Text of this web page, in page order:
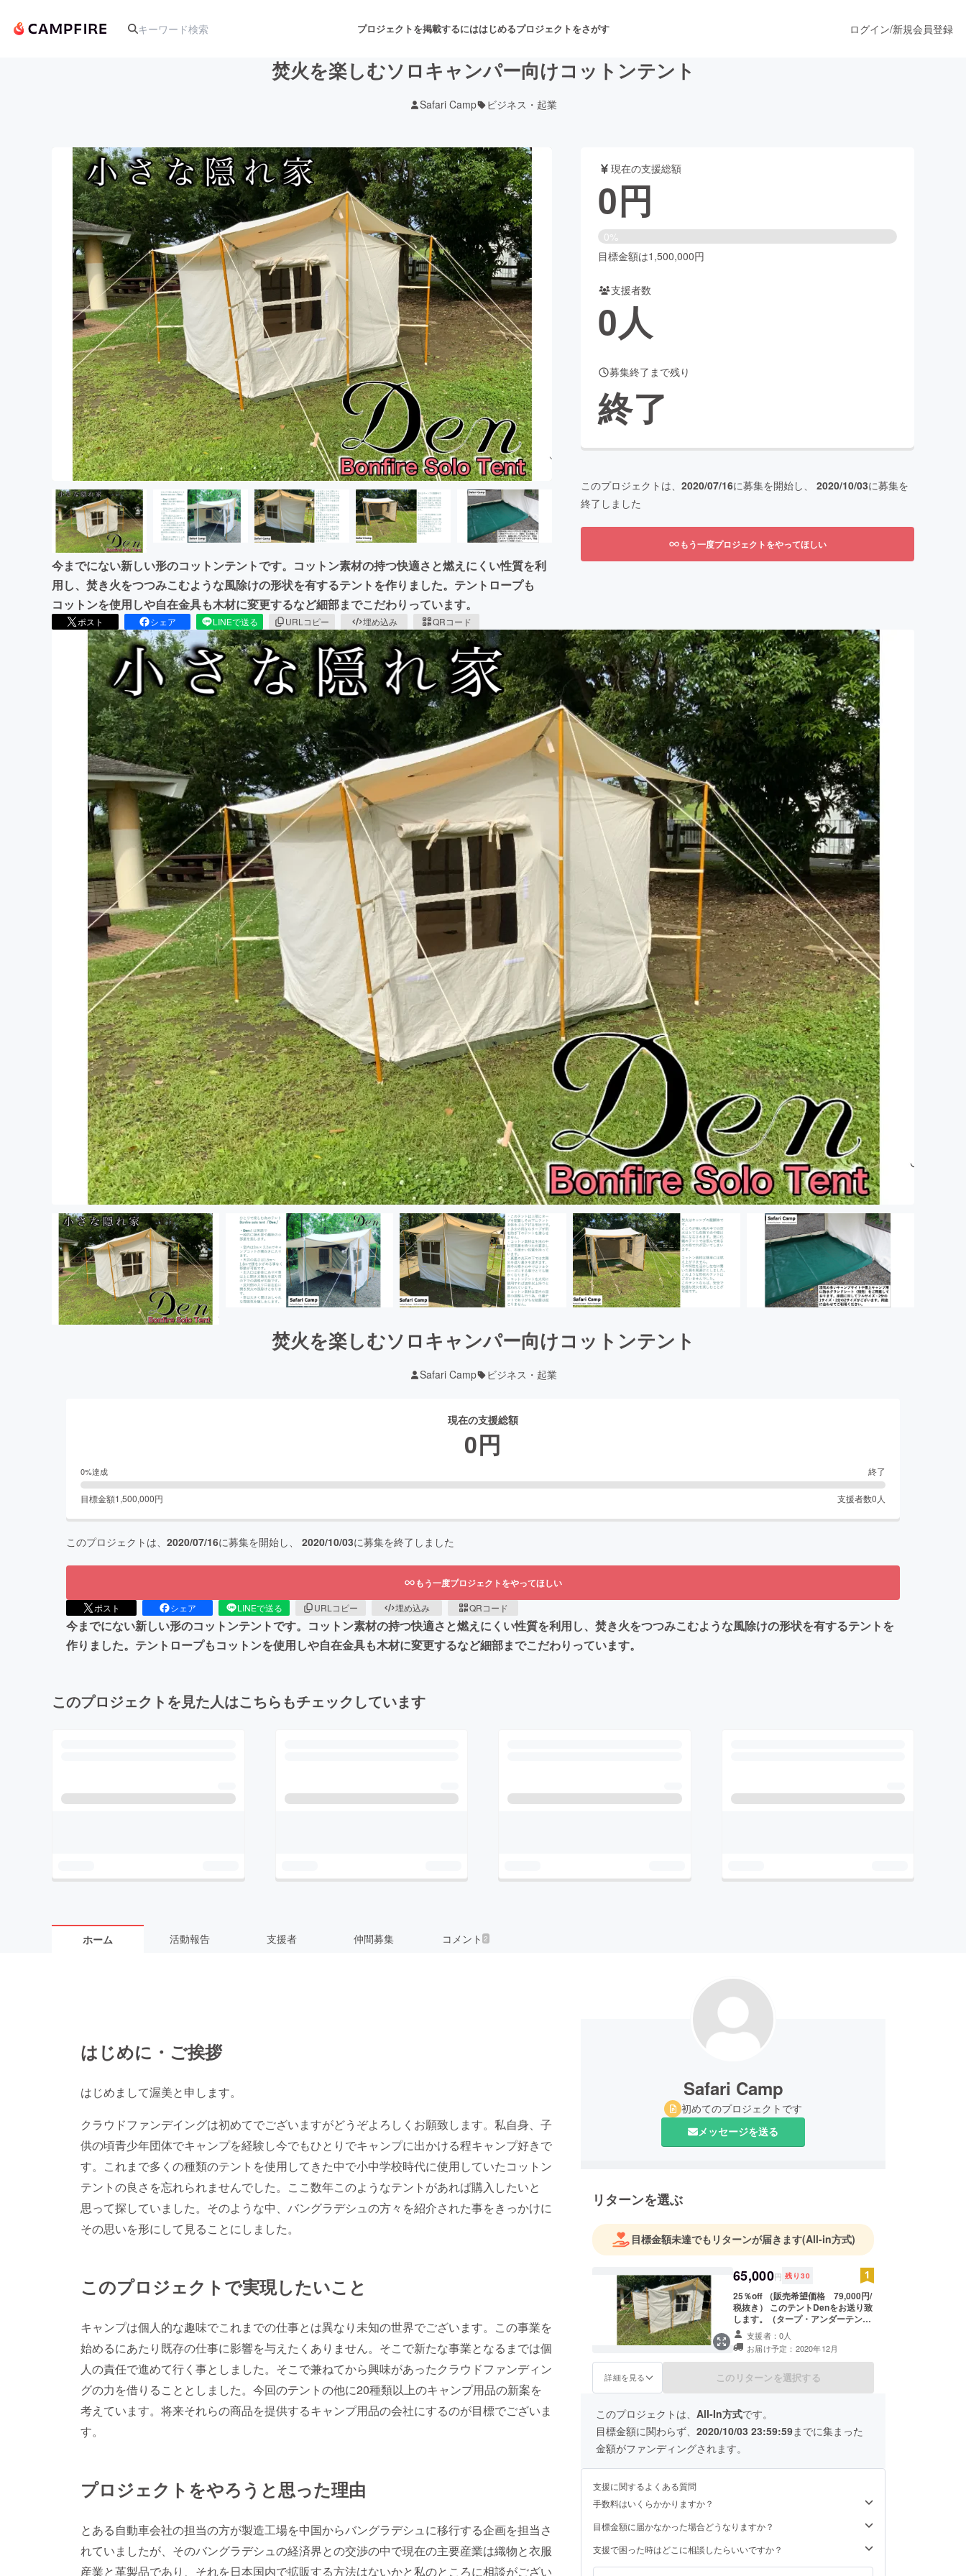
プロジェクトを掲載するにははじめるプロジェクトをさがす
アート・写真 音楽 舞台・パフォーマンス
テクノロジー・ガジェット ゲーム・サービス開発 フード・飲食店
映像・映画 書籍・雑誌出版 アニメ・漫画
ビジネス・起業 チャレンジ ビューティー・ヘルスケア
まちづくり・地域活性化
CAMPFIRE for Social GoodCAMPFIRE Creation
CAMPFIREふるさと納税machi-yaコミュニティ
ログイン/新規会員登録
焚火を楽しむソロキャンパー向けコットンテント
Safari Camp ビジネス・起業
今までにない新しい形のコットンテントです。コットン素材の持つ快適さと燃えにくい性質を利
用し、焚き火をつつみこむような風除けの形状を有するテントを作りました。テントロープも
コットンを使用しや自在金具も木材に変更するなど細部までこだわりっています。
ポスト シェア LINEで送る URLコピー 埋め込み QRコード
現在の支援総額
0円
0%
目標金額は1,500,000円
支援者数
0人
募集終了まで残り
終了
このプロジェクトは、 2020/07/16に募集を開始し、 2020/10/03に募集を
終了しました
もう一度プロジェクトをやってほしい
焚火を楽しむソロキャンパー向けコットンテント
Safari Camp ビジネス・起業
現在の支援総額
0円
0%達成 終了
目標金額1,500,000円 支援者数0 人
このプロジェクトは、 2020/07/16に募集を開始し、 2020/10/03に募集を終了しました
もう一度プロジェクトをやってほしい
ポスト シェア LINEで送る URLコピー 埋め込み QRコード
今までにない新しい形のコットンテントです。コットン素材の持つ快適さと燃えにくい性質を利用し、焚き火をつつみこむような風除けの形状を有するテントを
作りました。テントロープもコットンを使用しや自在金具も木材に変更するなど細部までこだわりっています。
このプロジェクトを見た人はこちらもチェックしています
ホーム 活動報告 支援者 仲間募集 コメント 2
はじめに・ご挨拶
はじめまして渥美と申します。
クラウドファンデイングは初めてでございますがどうぞよろしくお願致します。私自身、子
供の頃青少年団体でキャンプを経験し今でもひとりでキャンプに出かける程キャンプ好きで
す。これまで多くの種類のテントを使用してきた中で小中学校時代に使用していたコットン
テントの良さを忘れられませんでした。ここ数年このようなテントがあれば購入したいと
思って探していました。そのような中、バングラデシュの方々を紹介された事をきっかけに
その思いを形にして見ることにしました。
このプロジェクトで実現したいこと
キャンプは個人的な趣味でこれまでの仕事とは異なり未知の世界でございます。この事業を
始めるにあたり既存の仕事に影響を与えたくありません。そこで新たな事業となるまでは個
人の責任で進めて行く事としました。そこで兼ねてから興味があったクラウドファンディン
グの力を借りることとしました。今回のテントの他に20種類以上のキャンプ用品の新案を
考えています。将来それらの商品を提供するキャンプ用品の会社にするのが目標でございま
す。
プロジェクトをやろうと思った理由
とある自動車会社の担当の方が製造工場を中国からバングラデシュに移行する企画を担当さ
れていましたが、そのバングラデシュの経済界との交渉の中で現在の主要産業は織物と衣服
産業と革製品であり、それを日本国内で拡販する方法はないかと私のところに相談がござい
Safari Camp
初めてのプロジェクトです
メッセージを送る
リターンを選ぶ
目標金額未達でもリターンが届きます(All-in方式)
65,000円 残り 30
25％off （販売希望価格 79,000円/
税抜き） このテントDenをお送り致
します。（タープ・アンダーテン
ト・テントロープ・簡単設営ツー
ル・シリアルナンバー付保証書 ※
グランドシート・テントポール・ペ
グは含まれていません）
支援者：0人
お届け予定：2020年12月
詳細を見る このリターンを選択する
このプロジェクトは、 All-In方式です。
目標金額に関わらず、 2020/10/03 23:59:59までに集まった
金額がファンディングされます。
支援に関するよくある質問
手数料はいくらかかりますか？
目標金額に届かなかった場合どうなりますか？
支援で困った時はどこに相談したらいいですか？